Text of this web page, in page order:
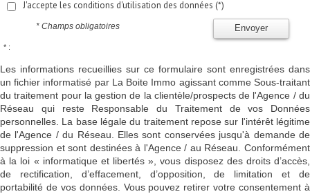
J'accepte les conditions d'utilisation des données (*)
Envoyer
* Champs obligatoires
* :
Les informations recueillies sur ce formulaire sont enregistrées dans
un fichier informatisé par La Boite Immo agissant comme Sous-traitant
du traitement pour la gestion de la clientèle/prospects de l'Agence / du
Réseau qui reste Responsable du Traitement de vos Données
personnelles. La base légale du traitement repose sur l'intérêt légitime
de l'Agence / du Réseau. Elles sont conservées jusqu'à demande de
suppression et sont destinées à l'Agence / au Réseau. Conformément
à la loi « informatique et libertés », vous disposez des droits d’accès,
de rectification, d’effacement, d’opposition, de limitation et de
portabilité de vos données. Vous pouvez retirer votre consentement à